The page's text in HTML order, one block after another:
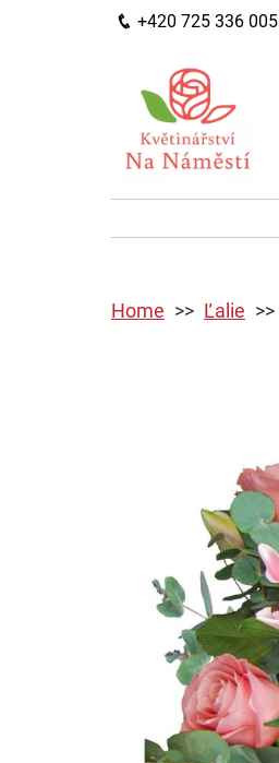
+420 725 336 005
Home Ľalie